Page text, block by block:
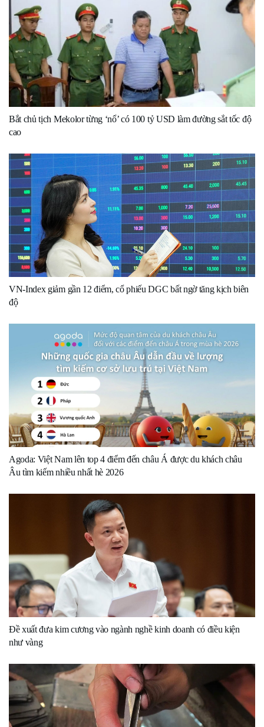
Bắt chủ tịch Mekolor từng ‘nổ’ có 100 tỷ USD làm đường sắt tốc độ
cao
VN-Index giảm gần 12 điểm, cổ phiếu DGC bất ngờ tăng kịch biên
độ
Agoda: Việt Nam lên top 4 điểm đến châu Á được du khách châu
Âu tìm kiếm nhiều nhất hè 2026
Đề xuất đưa kim cương vào ngành nghề kinh doanh có điều kiện
như vàng